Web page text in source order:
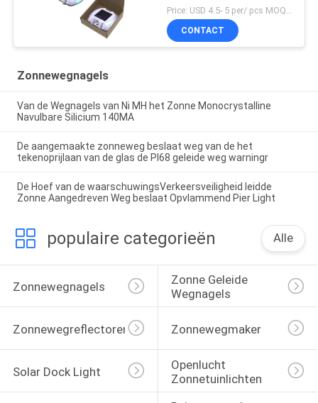
Wegmarkering
Price: USD 4.5- 5 per/ pcs MOQ:10
CONTACT
Zonnewegnagels
Van de Wegnagels van Ni MH het Zonne Monocrystalline
Navulbare Silicium 140MA
De aangemaakte zonneweg beslaat weg van de het
tekenoprijlaan van de glas de PI68 geleide weg warningr
De Hoef van de waarschuwingsVerkeersveiligheid leidde
Zonne Aangedreven Weg beslaat Opvlammend Pier Light
populaire categorieën Alle
Zonnewegnagels
Zonne Geleide
Wegnagels
Zonnewegreflectoren Zonnewegmaker
Solar Dock Light
Openlucht
Zonnetuinlichten